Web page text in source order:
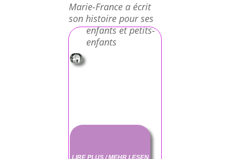
Marie-France a écrit
son histoire pour ses
enfants et petits-
enfants
LIRE PLUS / MEHR LESEN